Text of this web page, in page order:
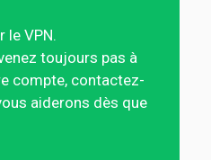
le VPN.
toujours pas à
compte, contactez-
aiderons dès que